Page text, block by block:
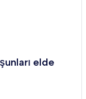
elde